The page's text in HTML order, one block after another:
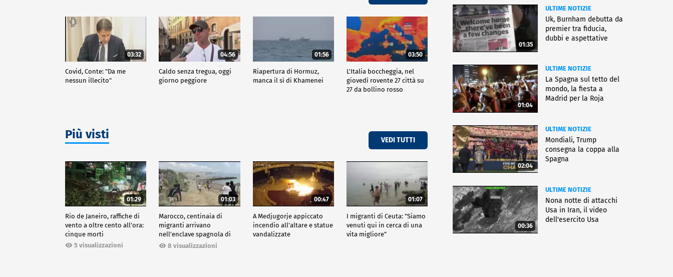
03:32
Covid, Conte: "Da me
nessun illecito"
04:56
Caldo senza tregua, oggi
giorno peggiore
01:56
Riapertura di Hormuz,
manca il sì di Khamenei
03:50
L'Italia boccheggia, nel
giovedì rovente 27 città su
27 da bollino rosso
Più visti VEDI TUTTI
01:29
Rio de Janeiro, raffiche di
vento a oltre cento all'ora:
cinque morti
5 visualizzazioni
01:03
Marocco, centinaia di
migranti arrivano
nell'enclave spagnola di
Ceuta8 visualizzazioni
00:47
A Medjugorje appiccato
incendio all'altare e statue
vandalizzate
01:07
I migranti di Ceuta: "Siamo
venuti qui in cerca di una
vita migliore"
01:35
ULTIME NOTIZIE
Uk, Burnham debutta da
premier tra fiducia,
dubbi e aspettative
01:04
ULTIME NOTIZIE
La Spagna sul tetto del
mondo, la fiesta a
Madrid per la Roja
02:04
ULTIME NOTIZIE
Mondiali, Trump
consegna la coppa alla
Spagna
00:36
ULTIME NOTIZIE
Nona notte di attacchi
Usa in Iran, il video
dell'esercito Usa